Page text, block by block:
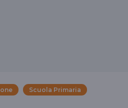
Scuola Primaria